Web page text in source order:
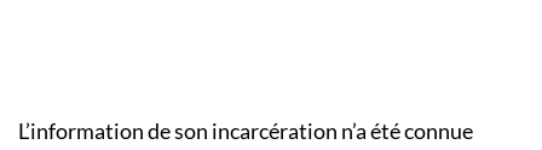
L’information de son incarcération n’a été connue